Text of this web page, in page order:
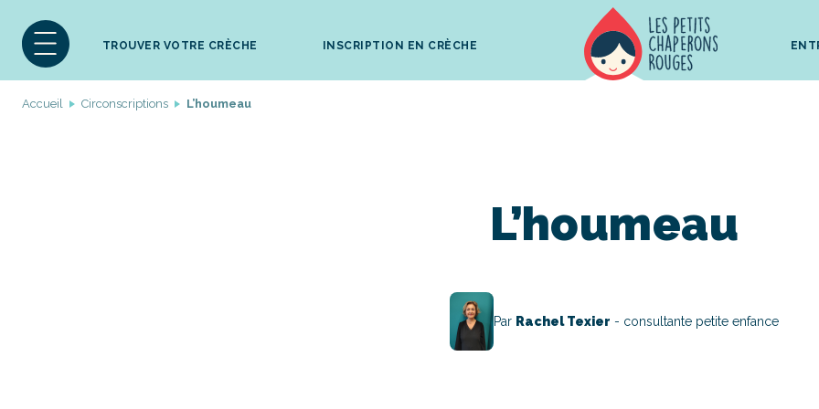
TROUVER VOTRE CRÈCHE INSCRIPTION EN CRÈCHE
Accueil Circonscriptions L’houmeau
L’houmeau
Par Rachel Texier - consultante petite enfance